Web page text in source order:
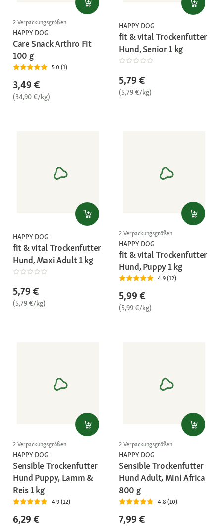
2 Verpackungsgrößen
HAPPY DOG
Care Snack Arthro Fit
100 g
5.0 (1)
3,49 €
(34,90 €/kg)
HAPPY DOG
fit & vital Trockenfutter
Hund, Senior 1 kg
5,79 €
(5,79 €/kg)
HAPPY DOG
fit & vital Trockenfutter
Hund, Maxi Adult 1 kg
5,79 €
(5,79 €/kg)
2 Verpackungsgrößen
HAPPY DOG
fit & vital Trockenfutter
Hund, Puppy 1 kg
4.9 (12)
5,99 €
(5,99 €/kg)
2 Verpackungsgrößen
HAPPY DOG
Sensible Trockenfutter
Hund Puppy, Lamm &
Reis 1 kg
4.9 (12)
6,29 €
2 Verpackungsgrößen
HAPPY DOG
Sensible Trockenfutter
Hund Adult, Mini Africa
800 g
4.8 (10)
7,99 €